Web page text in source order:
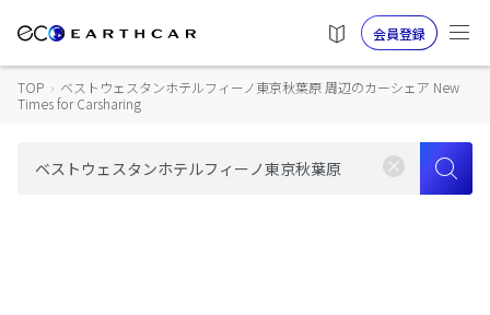
会員登録
TOP › ベストウェスタンホテルフィーノ東京秋葉原 周辺のカーシェア New
Times for Carsharing